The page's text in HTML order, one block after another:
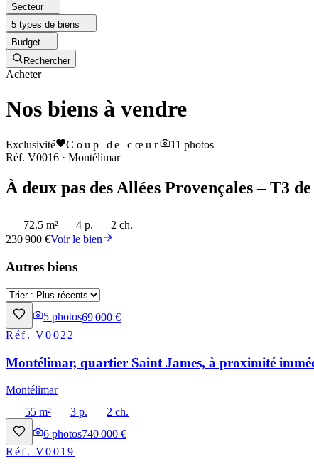
Secteur
5 types de biens
Budget
Rechercher
Acheter
Nos biens à vendre
Exclusivité Coup de cœur 11 photos
Réf. V0016 · Montélimar
À deux pas des Allées Provençales – T3
72.5 m² 4 p.
2 ch.
230 900 €Voir le bien
Autres biens
5 photos69 000 €
Réf.V0022
Montélimar, quartier Saint James, à proximité
Montélimar
55 m²
3 p.
2 ch.
6 photos740 000 €
Réf.V0019